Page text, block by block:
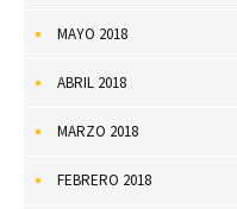
MAYO 2018
ABRIL 2018
MARZO 2018
FEBRERO 2018